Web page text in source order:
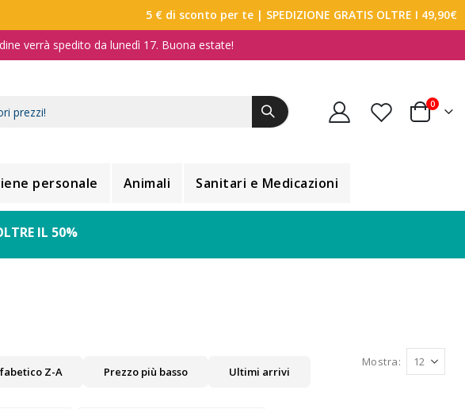
5 € di sconto per te | SPEDIZIONE GRATIS OLTRE I 49,90€
verrà spedito da lunedì 17. Buona estate!
Carrello
0
personale Animali Sanitari e Medicazioni
IL 50%
Z-A Prezzo più basso Ultimi arrivi
Mostra